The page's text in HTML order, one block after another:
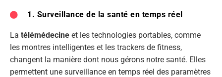
1. Surveillance de la santé en temps réel
La télémédecine et les technologies portables, comme
les montres intelligentes et les trackers de fitness,
changent la manière dont nous gérons notre santé. Elles
permettent une surveillance en temps réel des paramètres